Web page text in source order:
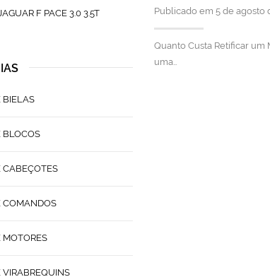
Publicado em 5 de agosto
Quanto Custa Retificar um
uma…
F PACE 3.0 3.5T
BIELAS
BLOCOS
CABEÇOTES
COMANDOS
MOTORES
VIRABREQUINS